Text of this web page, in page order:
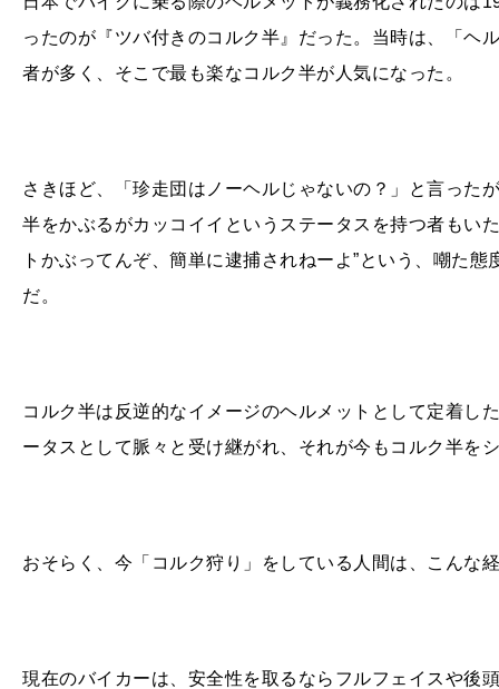
ったのが『ツバ付きのコルク半』だった。当時は、「ヘ
者が多く、そこで最も楽なコルク半が人気になった。
さきほど、「珍走団はノーヘルじゃないの？」と言った
半をかぶるがカッコイイというステータスを持つ者もい
トかぶってんぞ、簡単に逮捕されねーよ”という、嘲た
だ。
コルク半は反逆的なイメージのヘルメットとして定着し
ータスとして脈々と受け継がれ、それが今もコルク半を
おそらく、今「コルク狩り」をしている人間は、こんな
現在のバイカーは、安全性を取るならフルフェイスや後